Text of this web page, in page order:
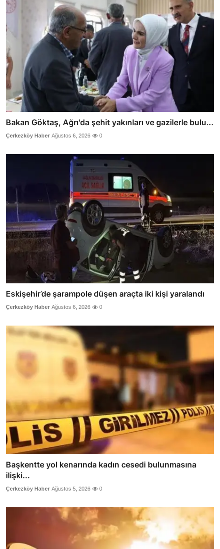
Bakan Göktaş, Ağrı'da şehit yakınları ve gazilerle bulu...
Çerkezköy Haber Ağustos 6, 2026 0
Eskişehir’de şarampole düşen araçta iki kişi yaralandı
Çerkezköy Haber Ağustos 6, 2026 0
Başkentte yol kenarında kadın cesedi bulunmasına
ilişki...
Çerkezköy Haber Ağustos 5, 2026 0